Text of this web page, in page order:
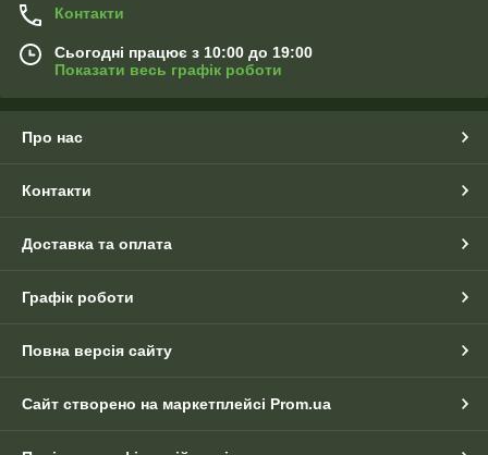
Контакти
Сьогодні працює з 10:00 до 19:00
Показати весь графік роботи
Про нас
Контакти
Доставка та оплата
Графік роботи
Повна версія сайту
Сайт створено на маркетплейсі Prom.ua